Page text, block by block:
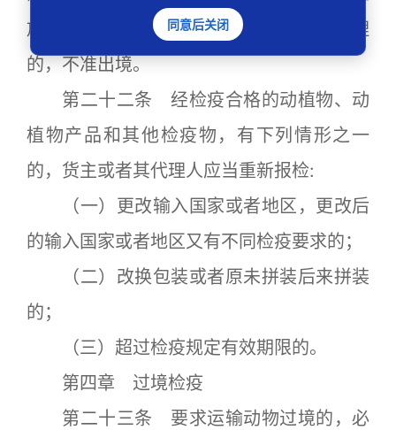
放。检疫不合格又无有效方法作除害处理
的，不准出境。
第二十二条 经检疫合格的动植物、动
植物产品和其他检疫物，有下列情形之一
的，货主或者其代理人应当重新报检:
（一）更改输入国家或者地区，更改后
的输入国家或者地区又有不同检疫要求的；
（二）改换包装或者原未拼装后来拼装
的；
（三）超过检疫规定有效期限的。
第四章 过境检疫
第二十三条 要求运输动物过境的，必
同意后关闭